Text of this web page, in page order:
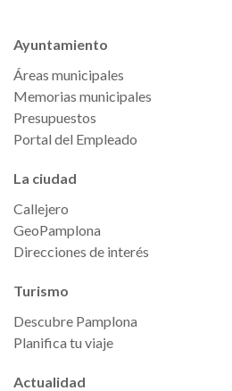
Ayuntamiento
Áreas municipales
Memorias municipales
Presupuestos
Portal del Empleado
La ciudad
Callejero
GeoPamplona
Direcciones de interés
Turismo
Descubre Pamplona
Planifica tu viaje
Actualidad